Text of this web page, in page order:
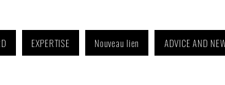
EXPERTISE Nouveau lien ADVICE AND